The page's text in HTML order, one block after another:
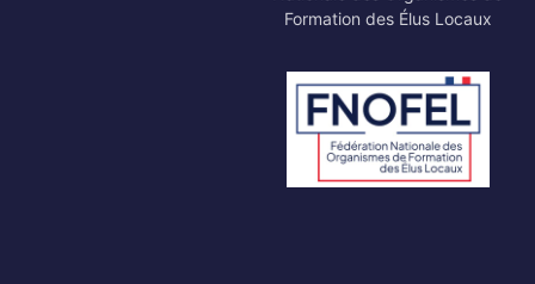
Formation des Élus Locaux